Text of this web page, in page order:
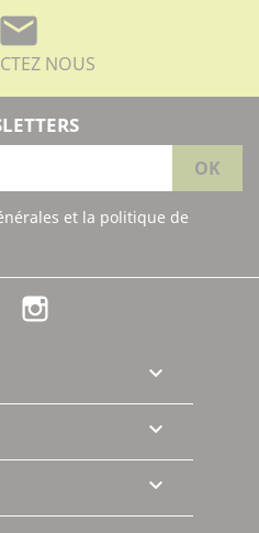
mail
NOUS
et la politique de
Facebook


